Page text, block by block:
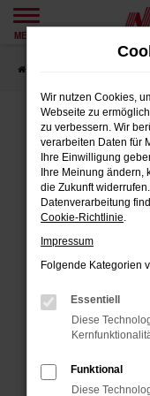
Zum
springen
MENÜ
FEHLER:
Beim Laden ist
Hier sind ein
Überprüfe
Prüfe
können
Wir nutzen Cookies,
Webseite zu
zu verbessern. Wir
verarbeiten Daten für
Ihre Einwilligung
Ihre Meinung
die Zukunft
Datenverarbeitung
Cookie-Richtlinie.
Impressum
Folgende Kategorien
Essentiell
Diese
Funktional
Diese